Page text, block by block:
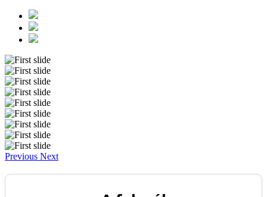
Previous Next